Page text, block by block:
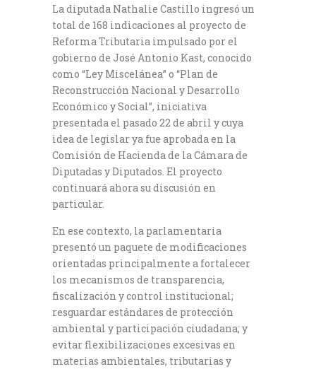
La diputada Nathalie Castillo ingresó un
total de 168 indicaciones al proyecto de
Reforma Tributaria impulsado por el
gobierno de José Antonio Kast, conocido
como “Ley Miscelánea” o “Plan de
Reconstrucción Nacional y Desarrollo
Económico y Social”, iniciativa
presentada el pasado 22 de abril y cuya
idea de legislar ya fue aprobada en la
Comisión de Hacienda de la Cámara de
Diputadas y Diputados. El proyecto
continuará ahora su discusión en
particular.
En ese contexto, la parlamentaria
presentó un paquete de modificaciones
orientadas principalmente a fortalecer
los mecanismos de transparencia,
fiscalización y control institucional;
resguardar estándares de protección
ambiental y participación ciudadana; y
evitar flexibilizaciones excesivas en
materias ambientales, tributarias y